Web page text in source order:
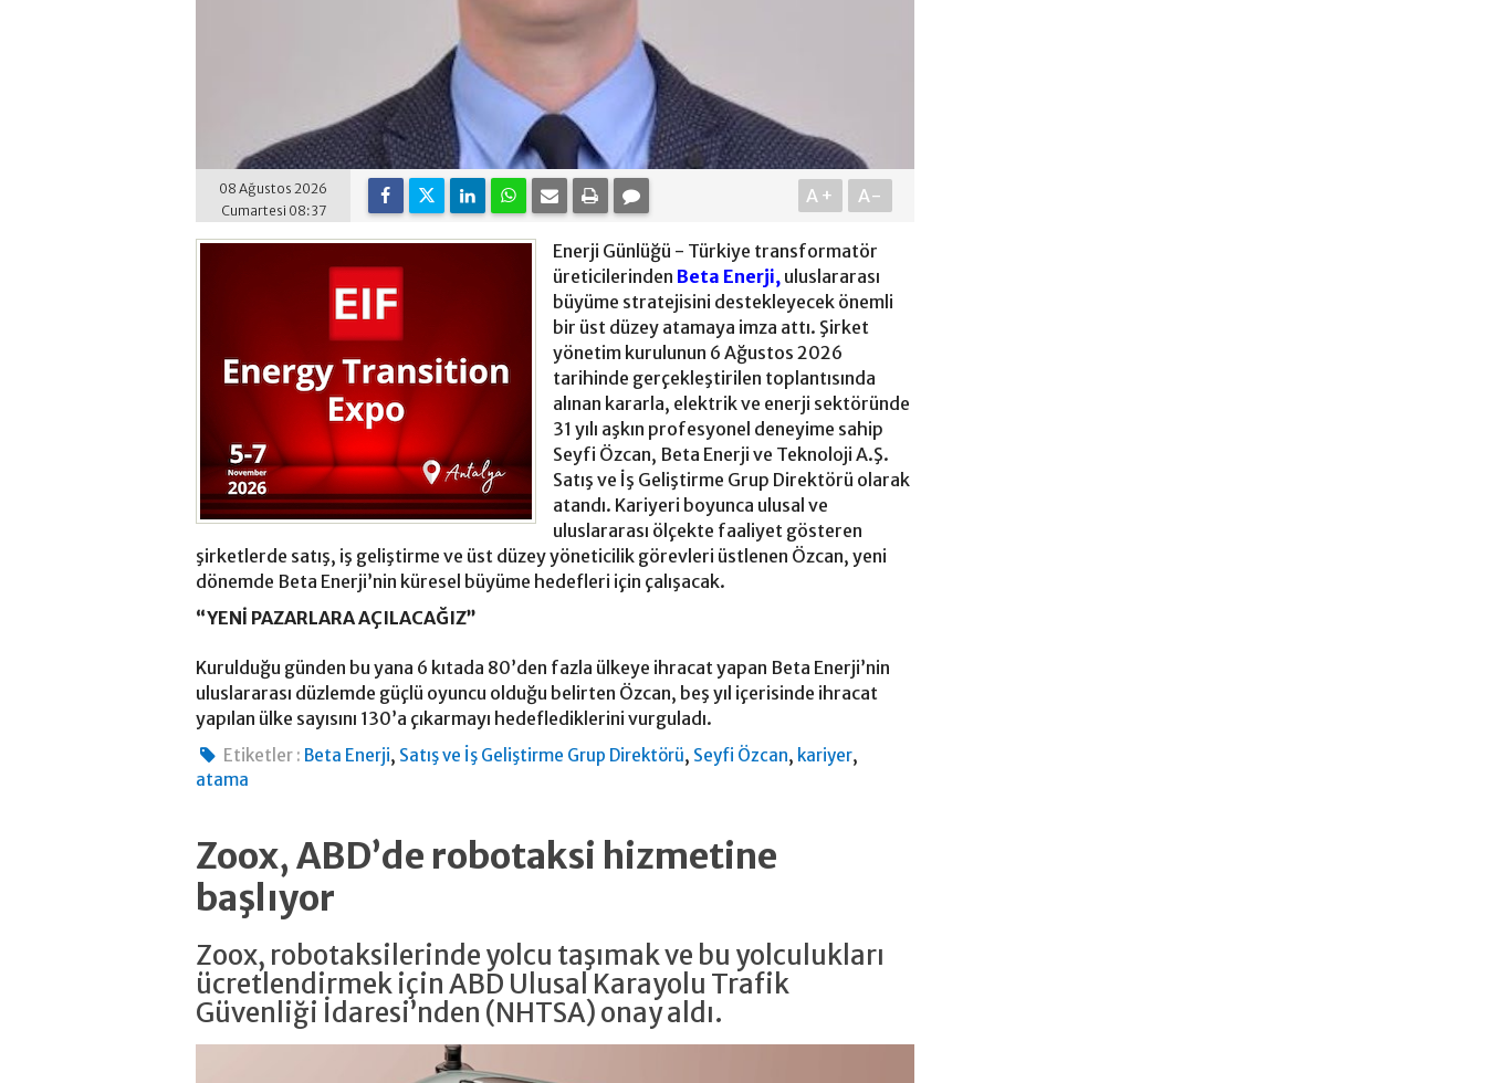
08 Ağustos 2026
Cumartesi 08:37
A+ A-
Enerji Günlüğü - Türkiye transformatör
üreticilerinden Beta Enerji, uluslararası
büyüme stratejisini destekleyecek önemli
bir üst düzey atamaya imza attı. Şirket
yönetim kurulunun 6 Ağustos 2026
tarihinde gerçekleştirilen toplantısında
alınan kararla, elektrik ve enerji sektöründe
31 yılı aşkın profesyonel deneyime sahip
Seyfi Özcan, Beta Enerji ve Teknoloji A.Ş.
Satış ve İş Geliştirme Grup Direktörü olarak
atandı. Kariyeri boyunca ulusal ve
uluslararası ölçekte faaliyet gösteren
şirketlerde satış, iş geliştirme ve üst düzey yöneticilik görevleri üstlenen Özcan, yeni
dönemde Beta Enerji’nin küresel büyüme hedefleri için çalışacak.
“YENİ PAZARLARA AÇILACAĞIZ”
Kurulduğu günden bu yana 6 kıtada 80’den fazla ülkeye ihracat yapan Beta Enerji’nin
uluslararası düzlemde güçlü oyuncu olduğu belirten Özcan, beş yıl içerisinde ihracat
yapılan ülke sayısını 130’a çıkarmayı hedeflediklerini vurguladı.
Etiketler : Beta Enerji, Satış ve İş Geliştirme Grup Direktörü, Seyfi Özcan, kariyer,
atama
Zoox, ABD’de robotaksi hizmetine
başlıyor
Zoox, robotaksilerinde yolcu taşımak ve bu yolculukları
ücretlendirmek için ABD Ulusal Karayolu Trafik
Güvenliği İdaresi’nden (NHTSA) onay aldı.